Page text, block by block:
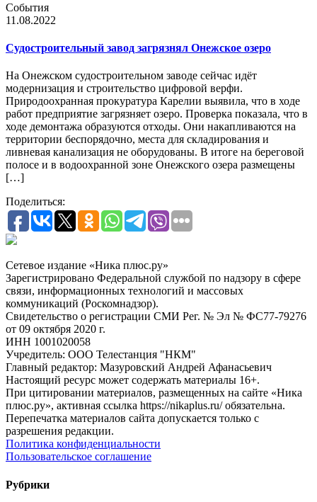
События
11.08.2022
Судостроительный завод загрязнял Онежское озеро
На Онежском судостроительном заводе сейчас идёт
модернизация и строительство цифровой верфи.
Природоохранная прокуратура Карелии выявила, что в ходе
работ предприятие загрязняет озеро. Проверка показала, что в
ходе демонтажа образуются отходы. Они накапливаются на
территории беспорядочно, места для складирования и
ливневая канализация не оборудованы. В итоге на береговой
полосе и в водоохранной зоне Онежского озера размещены
[…]
Поделиться:
Сетевое издание «Ника плюс.ру»
Зарегистрировано Федеральной службой по надзору в сфере
связи, информационных технологий и массовых
коммуникаций (Роскомнадзор).
Свидетельство о регистрации СМИ Рег. № Эл № ФС77-79276
от 09 октября 2020 г.
ИНН 1001020058
Учредитель: ООО Телестанция "НКМ"
Главный редактор: Мазуровский Андрей Афанасьевич
Настоящий ресурс может содержать материалы 16+.
При цитировании материалов, размещенных на сайте «Ника
плюс.ру», активная ссылка https://nikaplus.ru/ обязательна.
Перепечатка материалов сайта допускается только с
разрешения редакции.
Политика конфиденциальности
Пользовательское соглашение
Рубрики